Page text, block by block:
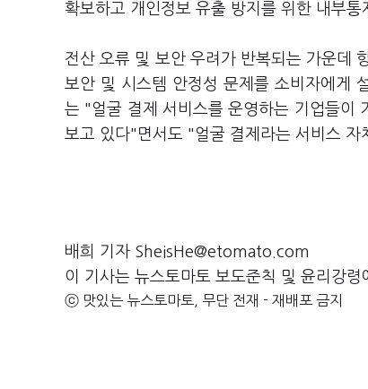
확보하고 개인정보 유출 방지를 위한 내부통
전산 오류 및 보안 우려가 반복되는 가운데
보안 및 시스템 안정성 문제를 소비자에게
는 "얼굴 결제 서비스를 운영하는 기업들이
보고 있다"면서도 "얼굴 결제라는 서비스 자
배희 기자 SheisHe@etomato.com
이 기사는 뉴스토마토 보도준칙 및 윤리강
ⓒ 맛있는 뉴스토마토, 무단 전재 - 재배포 금지